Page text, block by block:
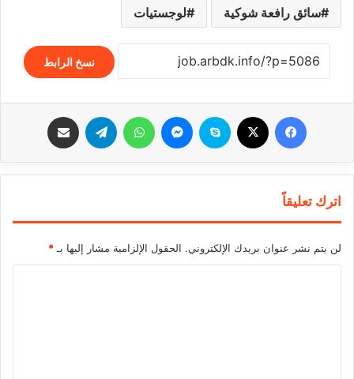
سائق رافعة شوكية لوجستيات
نسخ الرابط
اترك تعليقاً
لن يتم نشر عنوان بريدك الإلكتروني. الحقول الإلزامية مشار إليها بـ *